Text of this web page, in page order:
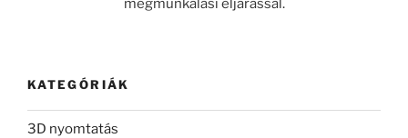
megmunkálási eljárással.
KATEGÓRIÁK
3D nyomtatás